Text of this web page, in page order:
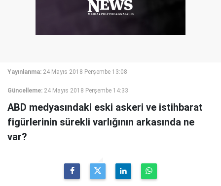
Yayınlanma: 24 Mayıs 2018 Perşembe 13:08
Güncelleme: 24 Mayıs 2018 Perşembe 14:33
ABD medyasındaki eski askeri ve istihbarat
figürlerinin sürekli varlığının arkasında ne
var?